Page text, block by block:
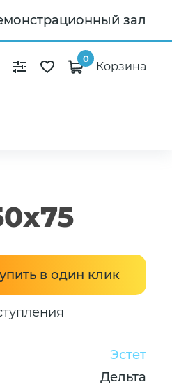
зал
0
Корзина
в один клик
Эстет
Дельта